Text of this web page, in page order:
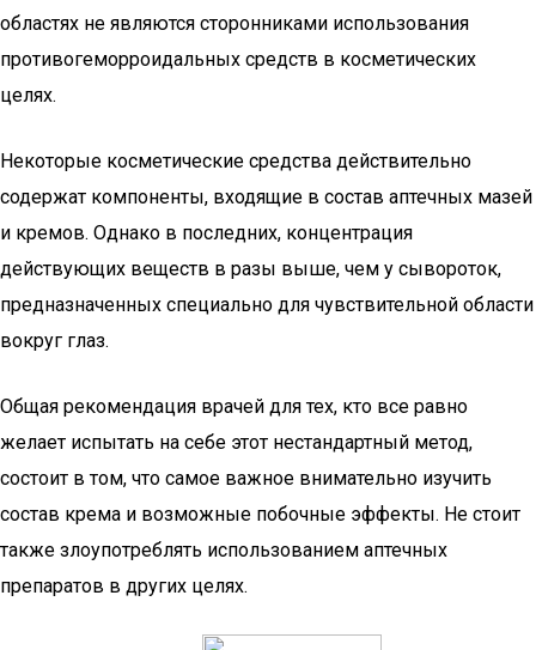
областях не являются сторонниками использования
противогеморроидальных средств в косметических
целях.
Некоторые косметические средства действительно
содержат компоненты, входящие в состав аптечных мазей
и кремов. Однако в последних, концентрация
действующих веществ в разы выше, чем у сывороток,
предназначенных специально для чувствительной области
вокруг глаз.
Общая рекомендация врачей для тех, кто все равно
желает испытать на себе этот нестандартный метод,
состоит в том, что самое важное внимательно изучить
состав крема и возможные побочные эффекты. Не стоит
также злоупотреблять использованием аптечных
препаратов в других целях.